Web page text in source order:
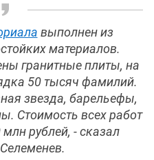
выполнен из
материалов.
гранитные плиты, на
50 тысяч фамилий.
звезда, барельефы,
Стоимость всех работ
рублей, - сказал